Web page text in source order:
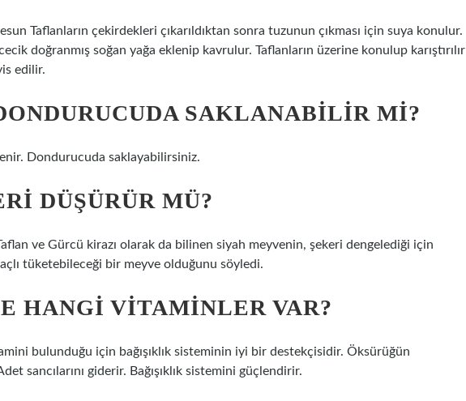
Taflanların çekirdekleri çıkarıldıktan sonra tuzunun çıkması için suya konulur.
doğranmış soğan yağa eklenip kavrulur. Taflanların üzerine konulup karıştırılır
edilir.
SAKLANABILIR MI?
Dondurucuda saklayabilirsiniz.
DÜŞÜRÜR MÜ?
ve Gürcü kirazı olarak da bilinen siyah meyvenin, şekeri dengelediği için
tüketebileceği bir meyve olduğunu söyledi.
HANGI VITAMINLER VAR?
bulunduğu için bağışıklık sisteminin iyi bir destekçisidir. Öksürüğün
sancılarını giderir. Bağışıklık sistemini güçlendirir.